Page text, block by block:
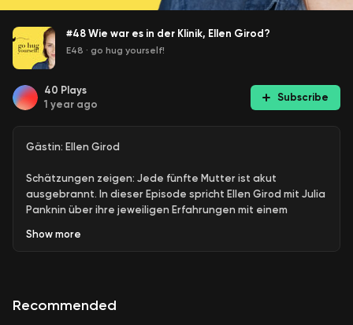
#48 Wie war es in der Klinik, Ellen Girod?
E48 · go hug yourself!
40 Plays
1 year ago
Subscribe
Gästin: Ellen Girod
Schätzungen zeigen: Jede fünfte Mutter ist akut
ausgebrannt. In dieser Episode spricht Ellen Girod mit Julia
Panknin über ihre jeweiligen Erfahrungen mit einem
Journalistin, Speakerin und Gründerin von mamibrennt.com
Show more
Recommended